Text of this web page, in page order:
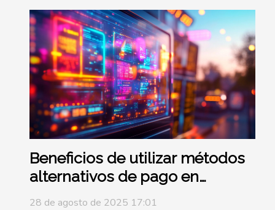
Beneficios de utilizar métodos
alternativos de pago en
apuestas
28 de agosto de 2025 17:01